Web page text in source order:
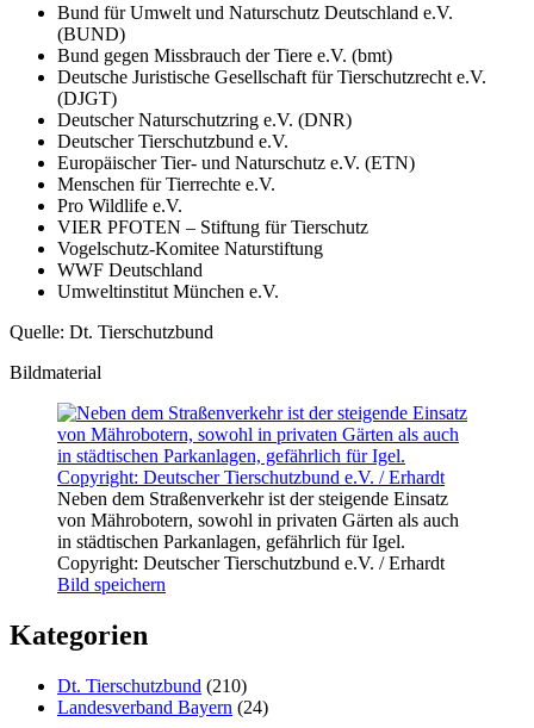
Bund für Umwelt und Naturschutz Deutschland e.V.
(BUND)
Bund gegen Missbrauch der Tiere e.V. (bmt)
Deutsche Juristische Gesellschaft für Tierschutzrecht e.V.
(DJGT)
Deutscher Naturschutzring e.V. (DNR)
Deutscher Tierschutzbund e.V.
Europäischer Tier- und Naturschutz e.V. (ETN)
Menschen für Tierrechte e.V.
Pro Wildlife e.V.
VIER PFOTEN – Stiftung für Tierschutz
Vogelschutz-Komitee Naturstiftung
WWF Deutschland
Umweltinstitut München e.V.
Quelle: Dt. Tierschutzbund
Bildmaterial
Neben dem Straßenverkehr ist der steigende Einsatz
von Mährobotern, sowohl in privaten Gärten als auch
in städtischen Parkanlagen, gefährlich für Igel.
Copyright: Deutscher Tierschutzbund e.V. / Erhardt
Bild speichern
Kategorien
Dt. Tierschutzbund (210)
Landesverband Bayern (24)